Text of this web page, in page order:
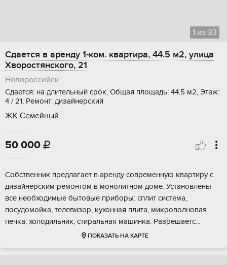
1 из 33
Сдается в аренду 1-ком. квартира, 44.5 м2, улица
Хворостянского, 21
Новороссийск
Сдается: на длительный срок, Общая площадь: 44.5 м2, Этаж:
4 / 21, Ремонт: дизайнерский
ЖК Семейный
50 000 
Собственник предлагает в аренду современную квартиру с
дизайнерским ремонтом в монолитном доме. Установлены
все необходимые бытовые приборы: сплит система,
посудомойка, телевизор, кухонная плита, микроволновая
печка, холодильник, стиральная машинка. Разрешаетс...
ПОКАЗАТЬ НА КАРТЕ